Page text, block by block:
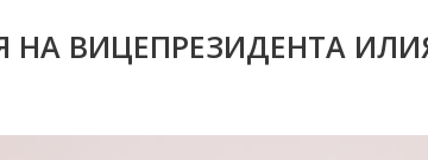
НА ВИЦЕПРЕЗИДЕНТА